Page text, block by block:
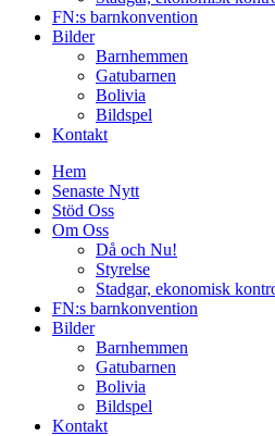
FN:s barnkonvention
Bilder
Barnhemmen
Gatubarnen
Bolivia
Bildspel
Kontakt
Hem
Senaste Nytt
Stöd Oss
Om Oss
Då och Nu!
Styrelse
Stadgar, ekonomisk
FN:s barnkonvention
Bilder
Barnhemmen
Gatubarnen
Bolivia
Bildspel
Kontakt